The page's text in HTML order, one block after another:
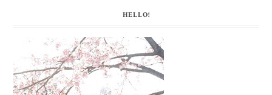
HELLO!